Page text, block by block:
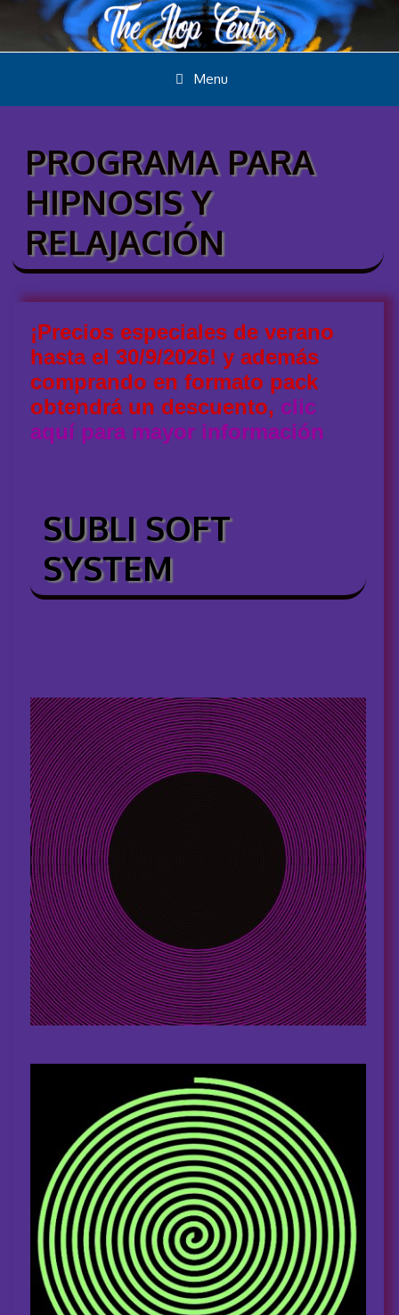
Menu
PROGRAMA PARA
HIPNOSIS Y
RELAJACIÓN
¡Precios especiales de verano
hasta el 30/9/2026! y además
comprando en formato pack
obtendrá un descuento, clic
aquí para mayor información
SUBLI SOFT
SYSTEM